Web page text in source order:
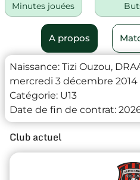
Minutes jouées
A propos
Naissance: Tizi Ouzou,
mercredi 3 décembre 2014
Catégorie: U13
Date de fin de contrat:
Club actuel